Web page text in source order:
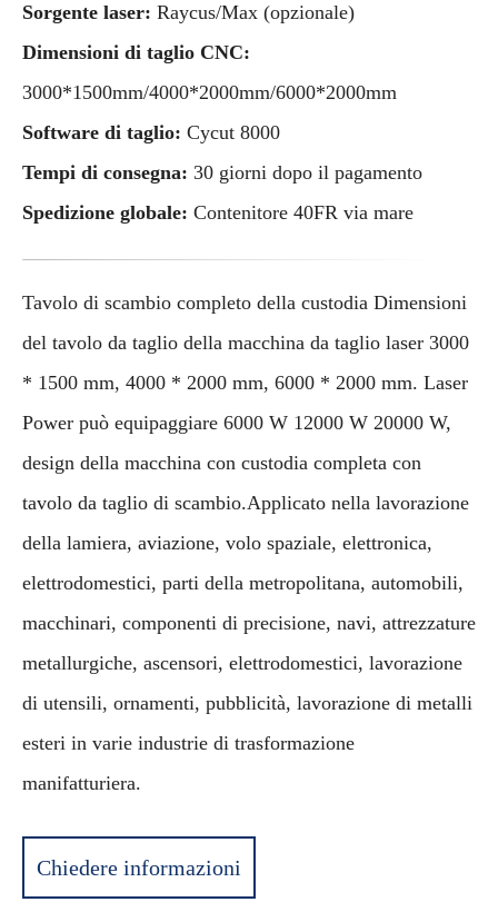
Sorgente laser: Raycus/Max (opzionale)
Dimensioni di taglio CNC:
3000*1500mm/4000*2000mm/6000*2000mm
Software di taglio: Cycut 8000
Tempi di consegna: 30 giorni dopo il pagamento
Spedizione globale: Contenitore 40FR via mare
Tavolo di scambio completo della custodia Dimensioni
del tavolo da taglio della macchina da taglio laser 3000
* 1500 mm, 4000 * 2000 mm, 6000 * 2000 mm. Laser
Power può equipaggiare 6000 W 12000 W 20000 W,
design della macchina con custodia completa con
tavolo da taglio di scambio.Applicato nella lavorazione
della lamiera, aviazione, volo spaziale, elettronica,
elettrodomestici, parti della metropolitana, automobili,
macchinari, componenti di precisione, navi, attrezzature
metallurgiche, ascensori, elettrodomestici, lavorazione
di utensili, ornamenti, pubblicità, lavorazione di metalli
esteri in varie industrie di trasformazione
manifatturiera.
Chiedere informazioni